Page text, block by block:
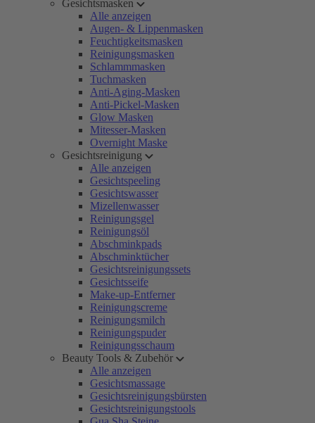
Gesichtsmasken
Alle anzeigen
Augen- & Lippenmasken
Feuchtigkeitsmasken
Reinigungsmasken
Schlammmasken
Tuchmasken
Anti-Aging-Masken
Anti-Pickel-Masken
Glow Masken
Mitesser-Masken
Overnight Maske
Gesichtsreinigung
Alle anzeigen
Gesichtspeeling
Gesichtswasser
Mizellenwasser
Reinigungsgel
Reinigungsöl
Abschminkpads
Abschminktücher
Gesichtsreinigungssets
Gesichtsseife
Make-up-Entferner
Reinigungscreme
Reinigungsmilch
Reinigungspuder
Reinigungsschaum
Beauty Tools & Zubehör
Alle anzeigen
Gesichtsmassage
Gesichtsreinigungsbürsten
Gesichtsreinigungstools